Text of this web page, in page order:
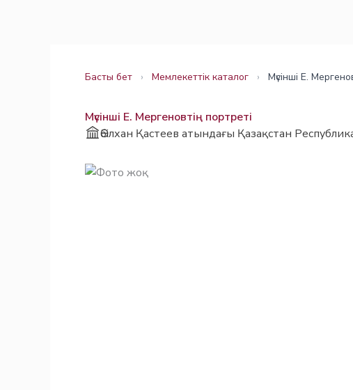
Басты бет › Мемлекеттік каталог › Мүсінші Е.
Мүсінші Е. Мергеновтің портреті
Әбілхан Қастеев атындағы Қазақстан